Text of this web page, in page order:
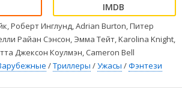
Роберт Инглунд, Adrian Burton, Питер
Райан Сэнсон, Эмма Тейт, Karolina Knight,
Джексон Коулмэн, Cameron Bell
/Триллеры /Ужасы /Фэнтези